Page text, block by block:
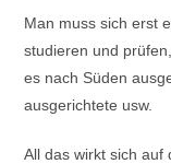
Man muss sich erst
studieren und
es nach Süden
ausgerichtete usw.
All das wirkt sich auf